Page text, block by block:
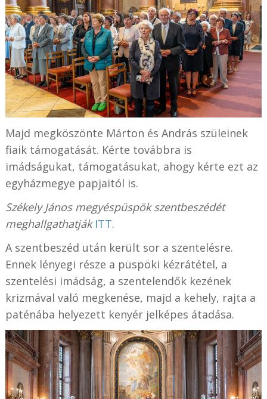
Majd megköszönte Márton és András szüleinek
fiaik támogatását. Kérte továbbra is
imádságukat, támogatásukat, ahogy kérte ezt az
egyházmegye papjaitól is.
Székely János megyéspüspök szentbeszédét
meghallgathatják ITT.
A szentbeszéd után került sor a szentelésre.
Ennek lényegi része a püspöki kézrátétel, a
szentelési imádság, a szentelendők kezének
krizmával való megkenése, majd a kehely, rajta a
paténába helyezett kenyér jelképes átadása.